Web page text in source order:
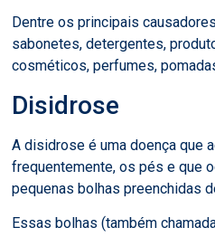
Dentre os principais
sabonetes, detergentes,
cosméticos, perfumes,
Disidrose
A disidrose é uma doença que
frequentemente, os pés e que
pequenas bolhas preenchidas
Essas bolhas (também